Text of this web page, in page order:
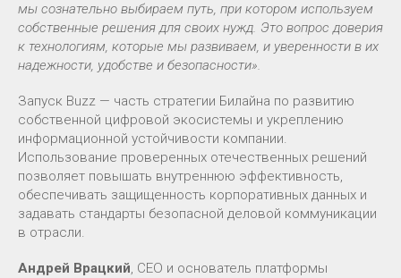
мы сознательно выбираем путь, при котором используем
собственные решения для своих нужд. Это вопрос доверия
к технологиям, которые мы развиваем, и уверенности в их
надежности, удобстве и безопасности».
Запуск Buzz — часть стратегии Билайна по развитию
собственной цифровой экосистемы и укреплению
информационной устойчивости компании.
Использование проверенных отечественных решений
позволяет повышать внутреннюю эффективность,
обеспечивать защищенность корпоративных данных и
задавать стандарты безопасной деловой коммуникации
в отрасли.
Андрей Врацкий, CEO и основатель платформы